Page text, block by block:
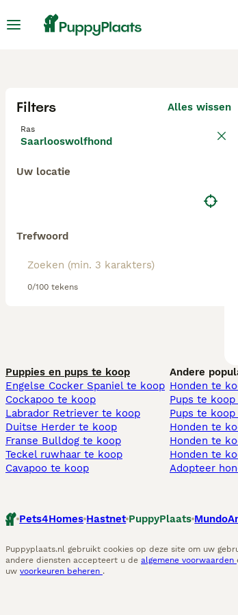
Filters Alles wissen
Ras
Saarlooswolfhond
Uw locatie
Trefwoord
0/100 tekens
Puppies en pups te koop
Engelse Cocker Spaniel te koop
Cockapoo te koop
Labrador Retriever te koop
Duitse Herder te koop
Franse Bulldog te koop
Teckel ruwhaar te koop
Cavapoo te koop
Andere
Honden te
Pups te
Pups te koop
Honden te
Honden te
Honden te
Adopteer
Pets4Homes Hastnet PuppyPlaats
Puppyplaats.nl gebruikt cookies op deze site om uw
andere diensten accepteert u de algemene voorwaarden
uw voorkeuren beheren .